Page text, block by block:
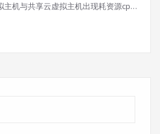
主机与共享云虚拟主机出现耗资源cp…